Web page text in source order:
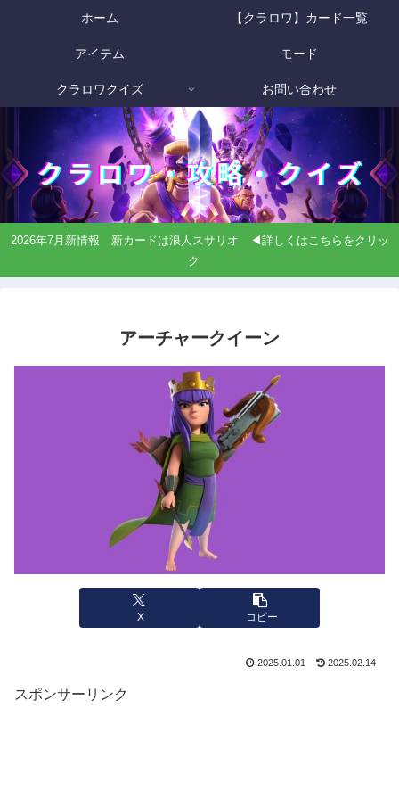
ホーム 【クラロワ】カード一覧
アイテム モード
クラロワクイズ お問い合わせ
2026年7月新情報 新カードは浪人スサリオ ◀詳しくはこちらをクリッ
ク
アーチャークイーン
X コピー
2025.01.01 2025.02.14
スポンサーリンク